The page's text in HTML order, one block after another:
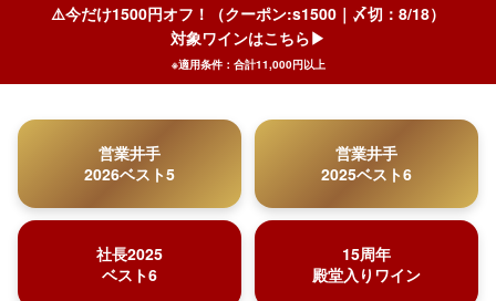
⚠️今だけ1500円オフ！（クーポン:s1500｜〆切：8/18）
対象ワインはこちら▶︎
※適用条件：合計11,000円以上
営業井手
2026ベスト5
営業井手
2025ベスト6
社長2025
ベスト6
15周年
殿堂入りワイン